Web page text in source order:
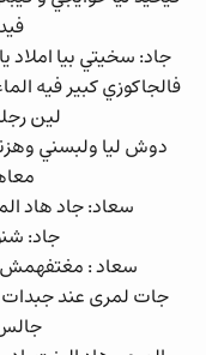
جاد: سخيتي بيا
فالجاكوزي كبير فيه
لين
دوش ليا ولبسني
سعاد: جاد هاد
جاد:
سعاد :
جات لمرى عند جبدات